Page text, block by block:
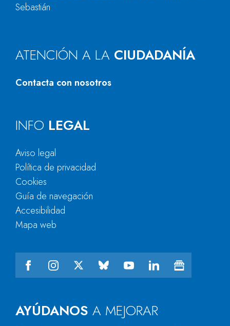
Sebastián
ATENCIÓN A LA CIUDADANÍA
Contacta con nosotros
AYÚDANOS A MEJORAR
INFO LEGAL
Aviso legal
Política de privacidad
Cookies
Guía de navegación
Accesibilidad
Mapa web